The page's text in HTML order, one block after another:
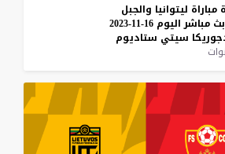
مباراة ليتوانيا والجبل
بث مباشر اليوم 16-11-2023
سيتي ستاديوم